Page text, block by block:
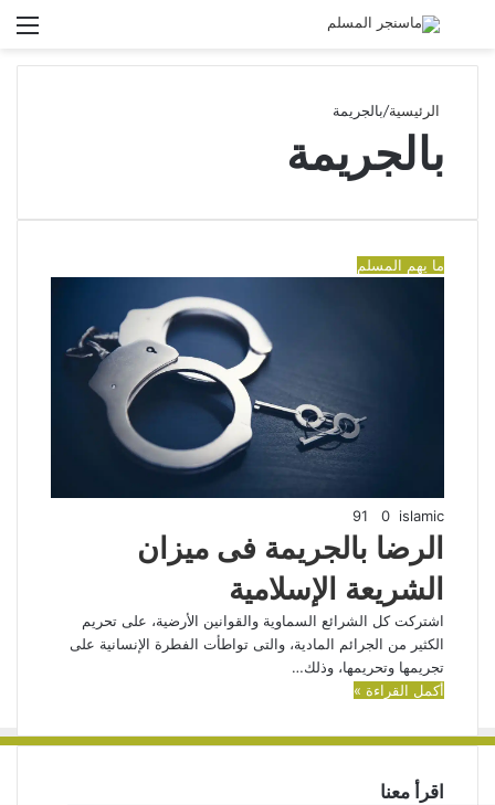
بحث
الرئيسية/بالجريمة
بالجريمة
ما يهم المسلم
islamic
0
الرضا بالجريمة فى ميزان
الشريعة الإسلامية
اشتركت كل الشرائع السماوية والقوانين الأرضية، على تحريم
الكثير من الجرائم المادية، والتى تواطأت الفطرة الإنسانية على
تجريمها وتحريمها، وذلك…
أكمل القراءة »
اقرأ معنا